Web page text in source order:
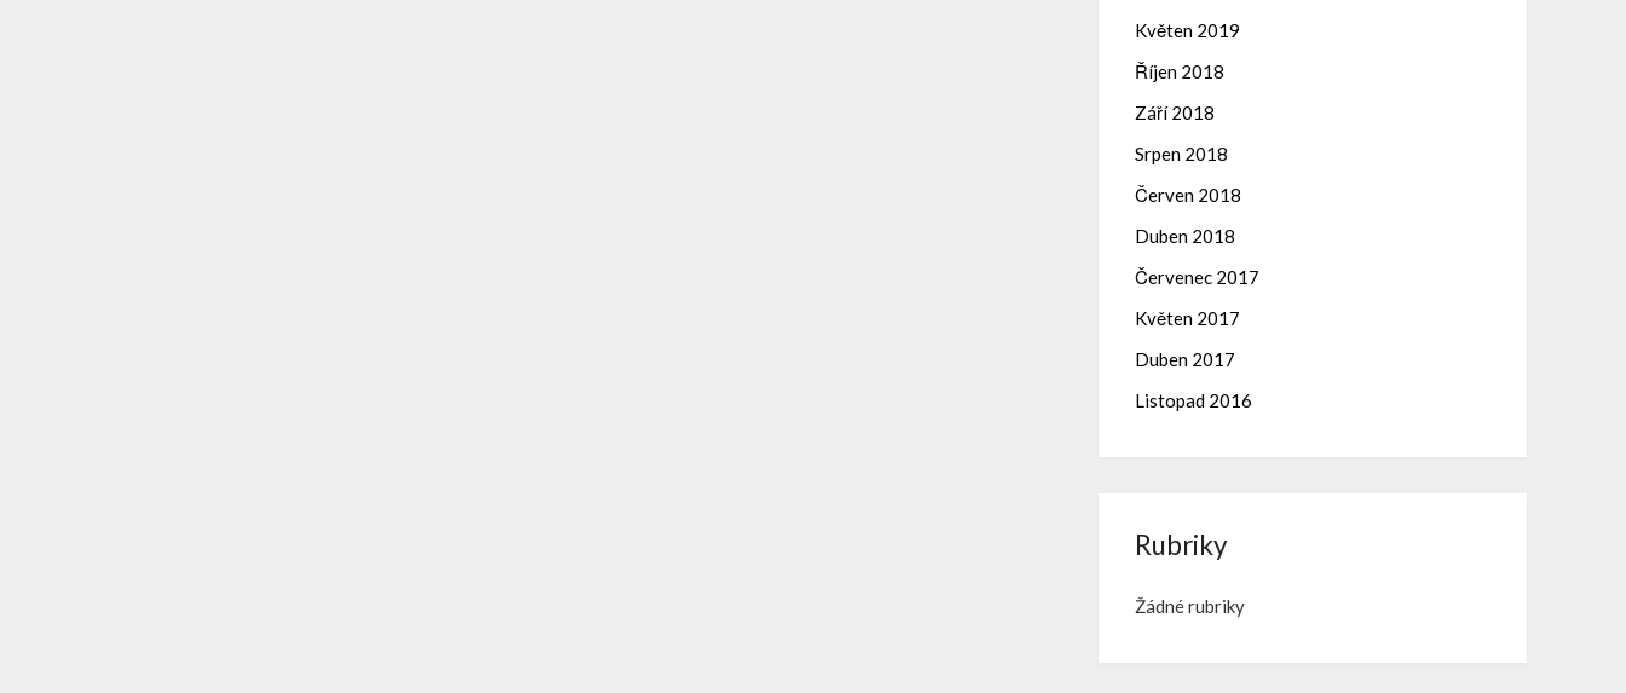
Květen 2019
Říjen 2018
Září 2018
Srpen 2018
Červen 2018
Duben 2018
Červenec 2017
Květen 2017
Duben 2017
Listopad 2016
Rubriky
Žádné rubriky